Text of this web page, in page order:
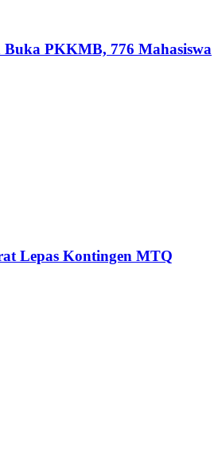
PKKMB, 776 Mahasiswa
Lepas Kontingen MTQ